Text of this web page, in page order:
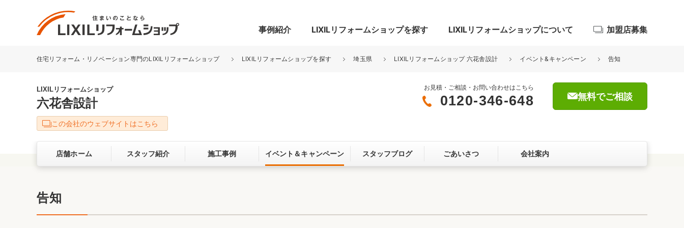
事例紹介
リフォーム事例を探す
キッチン
洗面化粧室 トイレ 玄関まわり 門まわり 屋根・外壁
ベランダ・バルコニー ガーデンスペース カースペース
LIXILリフォームショップを探す LIXILリフォームショップについて
LIXILリフォームショップについて
サービス向上・品質改善の取り組み お客さま満足度アンケート
ここちいい暮らしをつくる、価値・性能向上
加盟店募集
住宅リフォーム・リノベーション専門のLIXILリフォームショップ LIXILリフォームショップを探す 埼玉県 LIXILリフォームショップ 六花舎設計 イベント&キャンペーン 告知
LIXILリフォームショップ
六花舎設計
お見積・ご相談・お問い合わせはこちら
0120-346-648 無料でご相談
この会社のウェブサイトはこちら
店舗ホーム スタッフ紹介 施工事例 イベント＆キャンペーン スタッフブログ ごあいさつ 会社案内
告知